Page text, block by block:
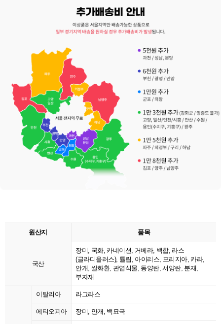
원산지 품목
국산
장미, 국화, 카네이션, 거베라, 백합, 라스
(글라디올러스), 튤립, 아이리스, 프리지아, 카라,
안개, 쌀화환, 관엽식물, 동양란, 서양란, 분재,
부자재
이탈리아 라그라스
에티오피아 장미, 안개, 백묘국